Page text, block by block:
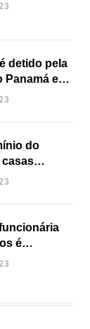
detido pela
Panamá e
prisão
do
3D é
é
a facadas